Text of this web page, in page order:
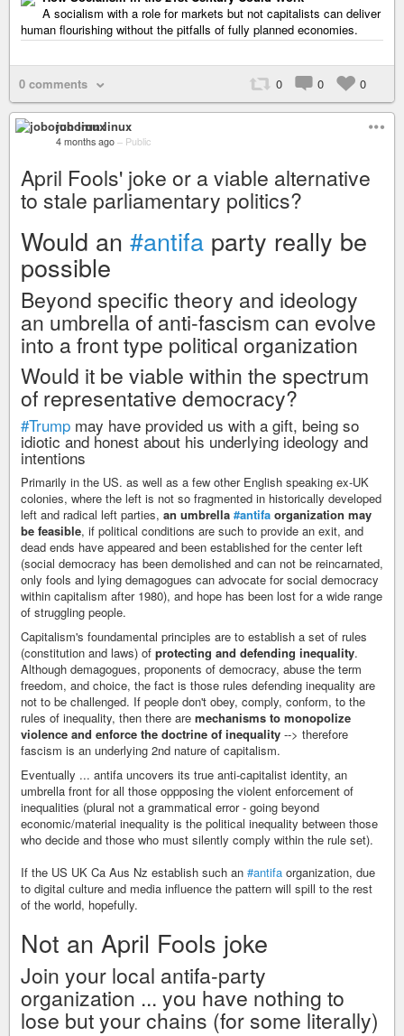
A socialism with a role for markets but not capitalists can deliver
human flourishing without the pitfalls of fully planned economies.
0 comments 0 0 0
joborun linux
4 months ago – Public
April Fools' joke or a viable alternative
to stale parliamentary politics?
Would an #antifa party really be
possible
Beyond specific theory and ideology
an umbrella of anti-fascism can evolve
into a front type political organization
Would it be viable within the spectrum
of representative democracy?
#Trump may have provided us with a gift, being so
idiotic and honest about his underlying ideology and
intentions
Primarily in the US. as well as a few other English speaking ex-UK
colonies, where the left is not so fragmented in historically developed
left and radical left parties, an umbrella #antifa organization may
be feasible, if political conditions are such to provide an exit, and
dead ends have appeared and been established for the center left
(social democracy has been demolished and can not be reincarnated,
only fools and lying demagogues can advocate for social democracy
within capitalism after 1980), and hope has been lost for a wide range
of struggling people.
Capitalism's foundamental principles are to establish a set of rules
(constitution and laws) of protecting and defending inequality.
Although demagogues, proponents of democracy, abuse the term
freedom, and choice, the fact is those rules defending inequality are
not to be challenged. If people don't obey, comply, conform, to the
rules of inequality, then there are mechanisms to monopolize
violence and enforce the doctrine of inequality --> therefore
fascism is an underlying 2nd nature of capitalism.
Eventually ... antifa uncovers its true anti-capitalist identity, an
umbrella front for all those oppposing the violent enforcement of
inequalities (plural not a grammatical error - going beyond
economic/material inequality is the political inequality between those
who decide and those who must silently comply within the rule set).
If the US UK Ca Aus Nz establish such an #antifa organization, due
to digital culture and media influence the pattern will spill to the rest
of the world, hopefully.
Not an April Fools joke
Join your local antifa-party
organization ... you have nothing to
lose but your chains (for some literally)